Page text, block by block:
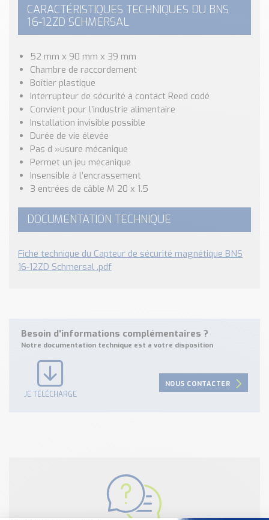
Nos Réalisations
Conseils et Actualités
Catalogue des essentiels pour les brasseries et micro-
brasseries
Contact & Devis
Devis, Tarifs, Renseignements techniques
CARACTÉRISTIQUES TECHNIQUES DU BNS
16-12ZD SCHMERSAL
52 mm x 90 mm x 39 mm
Chambre de raccordement
Boîtier plastique
Interrupteur de sécurité à contact Reed codé
Convient pour l’industrie alimentaire
Installation invisible possible
Durée de vie élevée
Pas d »usure mécanique
Permet un jeu mécanique
Insensible à l’encrassement
3 entrées de câble M 20 x 1.5
DOCUMENTATION TECHNIQUE
Fiche technique du Capteur de sécurité magnétique BNS
16-12ZD Schmersal .pdf
Besoin d'informations complémentaires ?
Notre documentation technique est à votre disposition
JE TÉLÉCHARGE
NOUS CONTACTER